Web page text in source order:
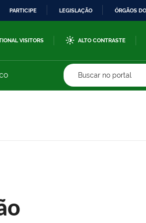
PARTICIPE LEGISLAÇÃO ÓRGÃOS
VISITORS ALTO CONTRASTE
Buscar no portal